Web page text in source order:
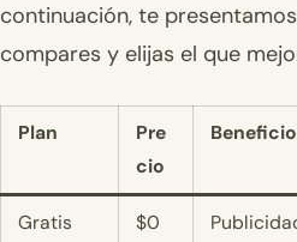
continuación, te
compares y elijas el que
Plan
Pre
cio
Gratis $0